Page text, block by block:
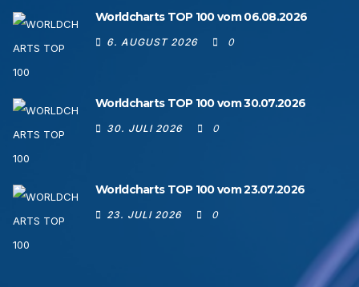
Worldcharts TOP 100 vom 06.08.2026
6. AUGUST 2026 0
Worldcharts TOP 100 vom 30.07.2026
30. JULI 2026 0
Worldcharts TOP 100 vom 23.07.2026
23. JULI 2026 0